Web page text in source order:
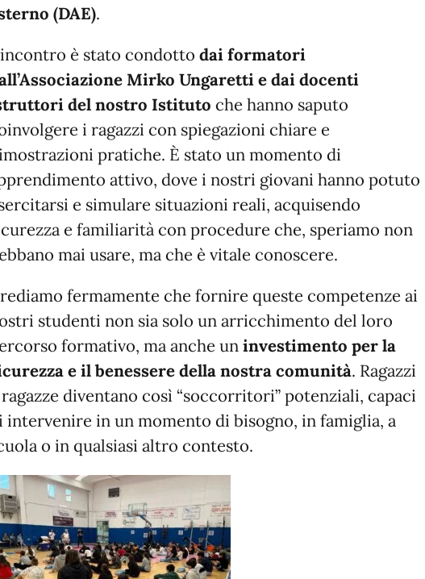
(DAE).
è stato condotto dai formatori
Mirko Ungaretti e dai docenti
del nostro Istituto che hanno saputo
i ragazzi con spiegazioni chiare e
pratiche. È stato un momento di
attivo, dove i nostri giovani hanno potuto
e simulare situazioni reali, acquisendo
e familiarità con procedure che, speriamo non
mai usare, ma che è vitale conoscere.
fermamente che fornire queste competenze ai
studenti non sia solo un arricchimento del loro
formativo, ma anche uninvestimento per la
e il benessere della nostra comunità. Ragazzi
diventano così “soccorritori” potenziali, capaci
intervenire in un momento di bisogno, in famiglia, a
o in qualsiasi altro contesto.